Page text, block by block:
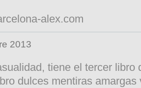
alex.com
2013
tiene el tercer libro
dulces mentiras